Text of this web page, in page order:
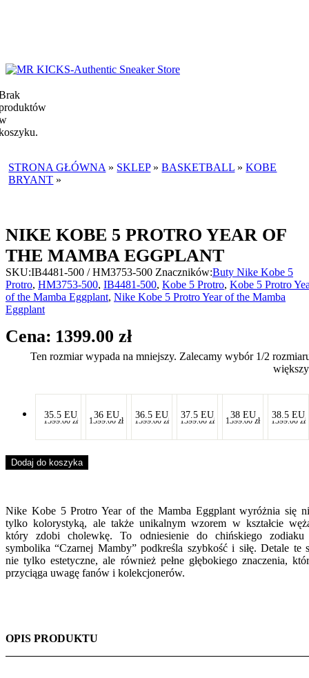
STRONA GŁÓWNA » SKLEP»BASKETBALL »KOBE
BRYANT »
NIKE KOBE 5 PROTRO YEAR OF
THE MAMBA EGGPLANT
1399.00 zł
Nike Kobe 5 Protro Year of the Mamba Eggplant wyróżnia się
tylko kolorystyką, ale także unikalnym wzorem w kształcie
który zdobi cholewkę. To odniesienie do chińskiego
symbolika “Czarnej Mamby” podkreśla szybkość i siłę. Detale te
nie tylko estetyczne, ale również pełne głębokiego znaczenia,
przyciąga uwagę fanów i kolekcjonerów.
-
35.5 EU
-
1599.00zł
-
36 EU
-
1599.00zł
-
36.5 EU
-
1599.00zł
-
37.5 EU
-
1399.00zł
-
38 EU
-
1399.00zł
-
38.5 EU
-
1399.00zł
Dodaj do koszyka
SKU:IB4481-500 / HM3753-500 Znaczników:Buty Nike Kobe 5
Protro, HM3753-500, IB4481-500, Kobe 5 Protro, Kobe 5 Protro
of the Mamba Eggplant, Nike Kobe 5 Protro Year of the Mamba
Eggplant
Ten rozmiar wypada na mniejszy. Zalecamy wybór 1/2
OPIS PRODUKTU